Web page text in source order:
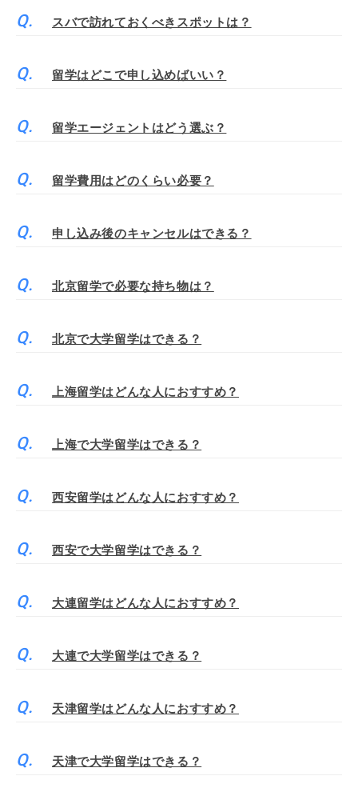
スバで訪れておくべきスポットは？
留学はどこで申し込めばいい？
留学エージェントはどう選ぶ？
留学費用はどのくらい必要？
申し込み後のキャンセルはできる？
北京留学で必要な持ち物は？
北京で大学留学はできる？
上海留学はどんな人におすすめ？
上海で大学留学はできる？
西安留学はどんな人におすすめ？
西安で大学留学はできる？
大連留学はどんな人におすすめ？
大連で大学留学はできる？
天津留学はどんな人におすすめ？
天津で大学留学はできる？